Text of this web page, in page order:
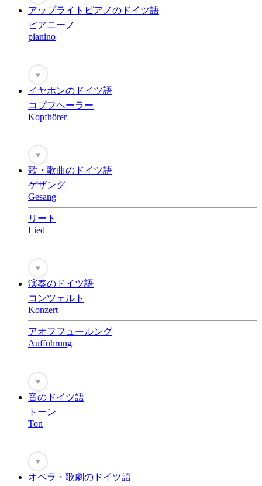
アップライトピアノのドイツ語
ピアニーノ
pianino
♥
イヤホンのドイツ語
コプフヘーラー
Kopfhörer
♥
歌・歌曲のドイツ語
ゲザング
Gesang
リート
Lied
♥
演奏のドイツ語
コンツェルト
Konzert
アオフフュールング
Aufführung
♥
音のドイツ語
トーン
Ton
♥
オペラ・歌劇のドイツ語